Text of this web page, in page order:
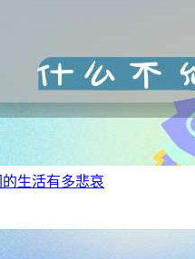
生活有多悲哀